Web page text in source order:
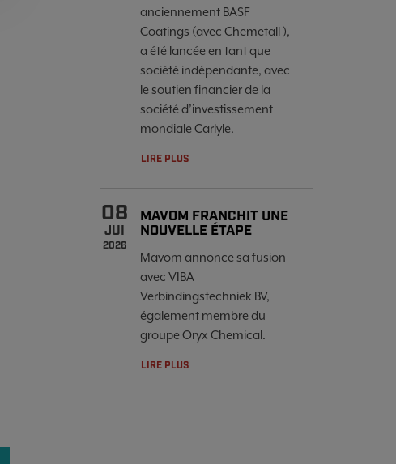
anciennement BASF
Coatings (avec Chemetall ),
a été lancée en tant que
société indépendante, avec
le soutien financier de la
société d’investissement
mondiale Carlyle.
LIRE PLUS
08
JUI
2026
MAVOM FRANCHIT UNE
NOUVELLE ÉTAPE
Mavom annonce sa fusion
avec VIBA
Verbindingstechniek BV,
également membre du
groupe Oryx Chemical.
LIRE PLUS